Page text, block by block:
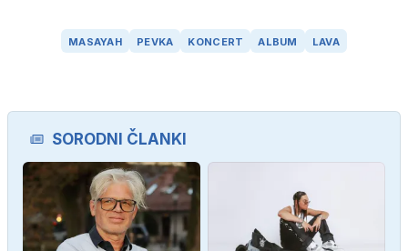
MASAYAH PEVKA KONCERT ALBUM LAVA
SORODNI ČLANKI